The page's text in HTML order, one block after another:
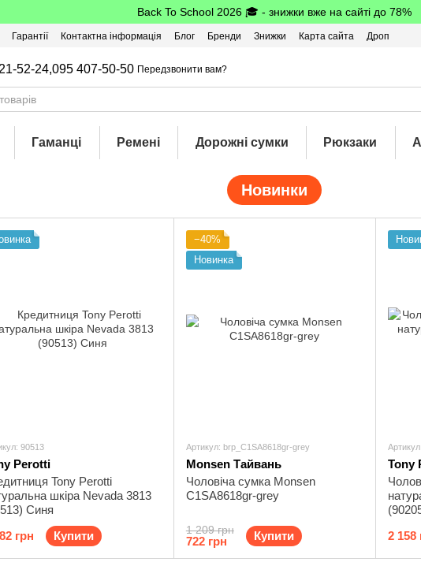
Back To School 2026 🎓 - знижки вже на сайті до 78%
Гарантії Контактна інформація Блог Бренди Знижки Карта сайта
Дроп
52-24,095 407-50-50 Передзвонити вам?
Гаманці Ремені Дорожні сумки Рюкзаки
Новинки
90513
Perotti
Tony Perotti
шкіра Nevada 3813
Синя
грн
Купити
−40%
Новинка
Артикул: brp_C1SA8618gr-grey
Monsen Тайвань
Чоловіча сумка Monsen
C1SA8618gr-grey
1 209 грн
722 грн Купити
Tony
2 158